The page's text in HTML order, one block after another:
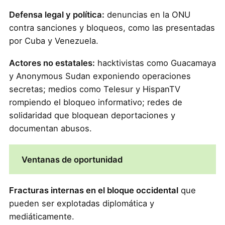
Defensa legal y política: denuncias en la ONU
contra sanciones y bloqueos, como las presentadas
por Cuba y Venezuela.
Actores no estatales: hacktivistas como Guacamaya
y Anonymous Sudan exponiendo operaciones
secretas; medios como Telesur y HispanTV
rompiendo el bloqueo informativo; redes de
solidaridad que bloquean deportaciones y
documentan abusos.
Ventanas de oportunidad
Fracturas internas en el bloque occidentalque
pueden ser explotadas diplomática y
mediáticamente.